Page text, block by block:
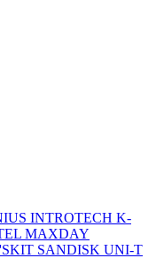
INTROTECH K-
MAXDAY
SANDISK UNI-T